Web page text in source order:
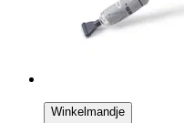
Winkelmandje